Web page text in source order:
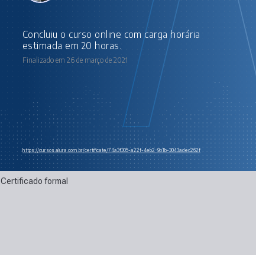
concluiu o curso online com carga horária
estimada em 20 horas.
Finalizado em 26 de março de 2021
https://cursos.alura.com.br/certificate/74a3f305-a22f-4eb2-9b1b-3043adec262f
Certificado formal